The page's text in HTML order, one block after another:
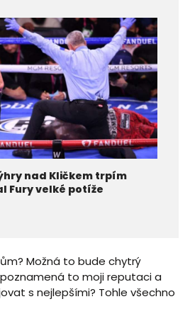
nad Kličkem trpím
Fury velké potíže
Možná to bude chytrý
to moji reputaci a
s nejlepšími? Tohle všechno